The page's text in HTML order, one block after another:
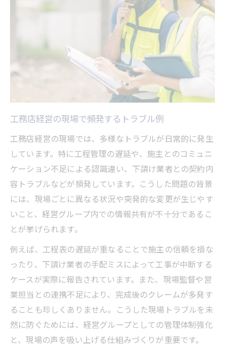
工務店経営の現場で頻発するトラブル例
工務店経営の現場では、多様なトラブルが日常的に発生
しています。特に工程管理の遅延や、施主とのコミュニ
ケーション不足による認識違い、下請け業者との契約内
容トラブルなどが頻発しています。こうした問題の背景
には、現場ごとに異なる状況や突発的な変更が生じやす
いこと、経営グループ内での情報共有が不十分であるこ
とが挙げられます。
例えば、工程表の遅延が重なることで施主の信頼を損な
ったり、下請け業者の手配ミスによって工事が中断する
ケースが実際に報告されています。また、現場監督や営
業担当との連携不足により、完成後のクレームが多発す
ることも珍しくありません。こうした現場トラブルを未
然に防ぐためには、経営グループとしての管理体制強化
と、現場の声を吸い上げる仕組みづくりが重要です。